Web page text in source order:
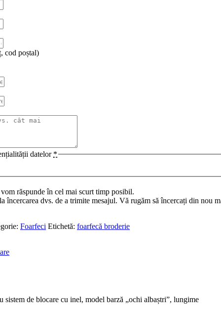
cod poștal)
datelor *
răspunde în cel mai scurt timp posibil.
încercarea dvs. de a trimite mesajul. Vă rugăm să încercați din nou
Foarfeci Etichetă: foarfecă broderie
sistem de blocare cu inel, model barză „ochi albaștri”, lungime